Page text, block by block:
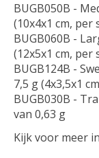
BUGB050B -
(10x4x1 cm, per
BUGB060B -
(12x5x1 cm, per
BUGB124B -
7,5 g (4x3,5x1
BUGB030B -
van 0,63 g
Kijk voor meer